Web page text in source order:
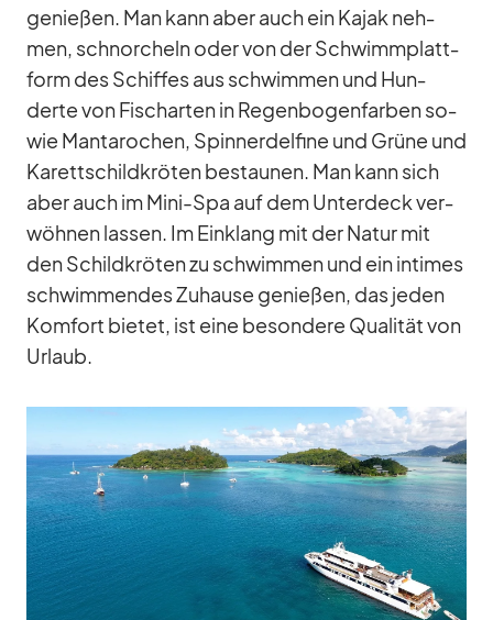
ge­nie­ßen. Man kann aber auch ein Ka­jak neh­
men, schnor­cheln oder von der Schwimm­platt­
form des Schif­fes aus schwim­men und Hun­
derte von Fisch­ar­ten in Re­gen­bo­gen­far­ben so­
wie Man­ta­ro­chen, Spin­nerd­el­fine und Grüne und
Ka­rett­schild­krö­ten be­stau­nen. Man kann sich
aber auch im Mini-Spa auf dem Un­ter­deck ver­
wöh­nen las­sen. Im Ein­klang mit der Na­tur mit
den Schild­krö­ten zu schwim­men und ein in­ti­mes
schwim­men­des Zu­hause ge­nie­ßen, das je­den
Kom­fort bie­tet, ist eine be­son­dere Qua­li­tät von
Ur­laub.